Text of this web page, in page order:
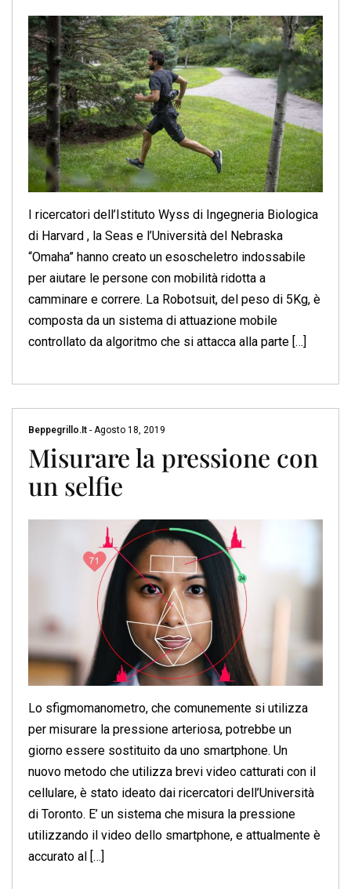
I ricercatori dell’Istituto Wyss di Ingegneria Biologica
di Harvard , la Seas e l’Università del Nebraska
“Omaha” hanno creato un esoscheletro indossabile
per aiutare le persone con mobilità ridotta a
camminare e correre. La Robotsuit, del peso di 5Kg, è
composta da un sistema di attuazione mobile
controllato da algoritmo che si attacca alla parte […]
Beppegrillo.it - Agosto 18, 2019
Misurare la pressione con
un selfie
Lo sfigmomanometro, che comunemente si utilizza
per misurare la pressione arteriosa, potrebbe un
giorno essere sostituito da uno smartphone. Un
nuovo metodo che utilizza brevi video catturati con il
cellulare, è stato ideato dai ricercatori dell’Università
di Toronto. E’ un sistema che misura la pressione
utilizzando il video dello smartphone, e attualmente è
accurato al […]